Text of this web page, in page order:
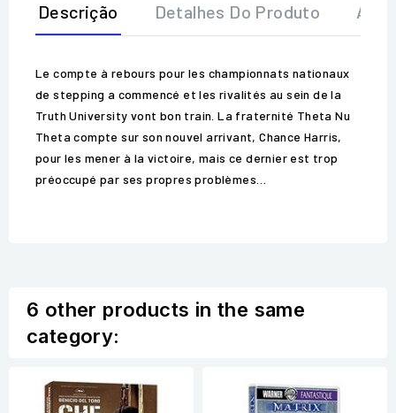
Descrição Detalhes Do Produto
Le compte à rebours pour les championnats nationaux
de stepping a commencé et les rivalités au sein de la
Truth University vont bon train. La fraternité Theta Nu
Theta compte sur son nouvel arrivant, Chance Harris,
pour les mener à la victoire, mais ce dernier est trop
préoccupé par ses propres problèmes…
6 other products in the same
category: